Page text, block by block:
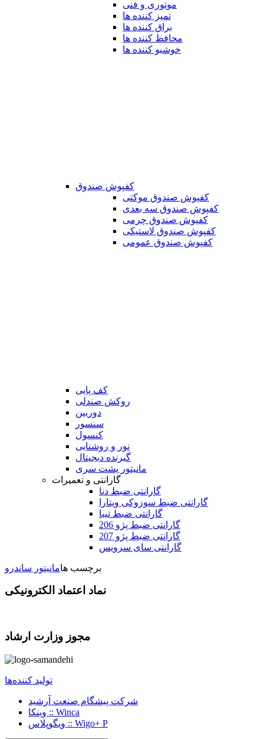
موتوری و فنی
تمیز کننده ها
براق کننده ها
محافظ کننده ها
خوشبو کننده ها
کفپوش صندوق
کفپوش صندوق موکتی
کفپوش صندوق سه بعدی
کفپوش صندوق چرمی
کفپوش صندوق لاستیکی
کفپوش صندوق عمومی
کف پایی
روکش صندلی
دوربین
سنسور
کنسول
نور و روشنایی
گیرنده دیجیتال
مانیتور پشت سری
گارانتی و تعمیرات
گارانتی ضبط دنا
گارانتی ضبط سوزوکی ویتارا
گارانتی ضبط تیبا
گارانتی ضبط پژو 206
گارانتی ضبط پژو 207
گارانتی سای سرویس
برچسب هامانیتور ساندرو
نماد اعتماد الکترونیکی
مجوز وزارت ارشاد
تولید کننده‌ها
شرکت پیشگام صنعت آرشید
وینکا :: Winca
ویگوپلاس :: Wigo+ P